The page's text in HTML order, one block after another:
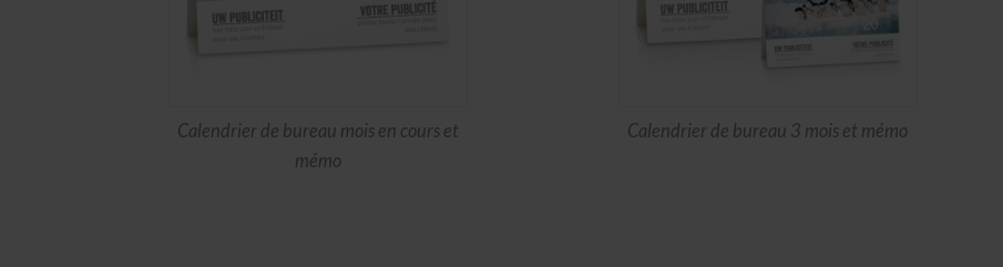
Calendrier de bureau mois en cours et
mémo
Calendrier de bureau 3 mois et mémo